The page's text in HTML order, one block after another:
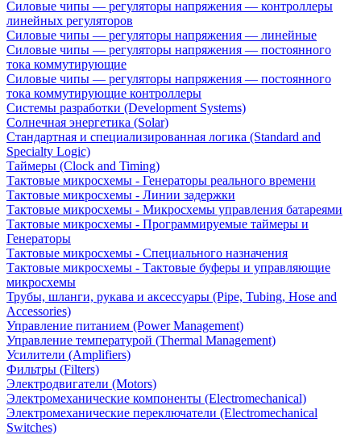
Силовые чипы — регуляторы напряжения — контроллеры
линейных регуляторов
Силовые чипы — регуляторы напряжения — линейные
Силовые чипы — регуляторы напряжения — постоянного
тока коммутирующие
Силовые чипы — регуляторы напряжения — постоянного
тока коммутирующие контроллеры
Системы разработки (Development Systems)
Солнечная энергетика (Solar)
Стандартная и специализированная логика (Standard and
Specialty Logic)
Таймеры (Clock and Timing)
Тактовые микросхемы - Генераторы реального времени
Тактовые микросхемы - Линии задержки
Тактовые микросхемы - Микросхемы управления батареями
Тактовые микросхемы - Программируемые таймеры и
Генераторы
Тактовые микросхемы - Специального назначения
Тактовые микросхемы - Тактовые буферы и управляющие
микросхемы
Трубы, шланги, рукава и аксессуары (Pipe, Tubing, Hose and
Accessories)
Управление питанием (Power Management)
Управление температурой (Thermal Management)
Усилители (Amplifiers)
Фильтры (Filters)
Электродвигатели (Motors)
Электромеханические компоненты (Electromechanical)
Электромеханические переключатели (Electromechanical
Switches)